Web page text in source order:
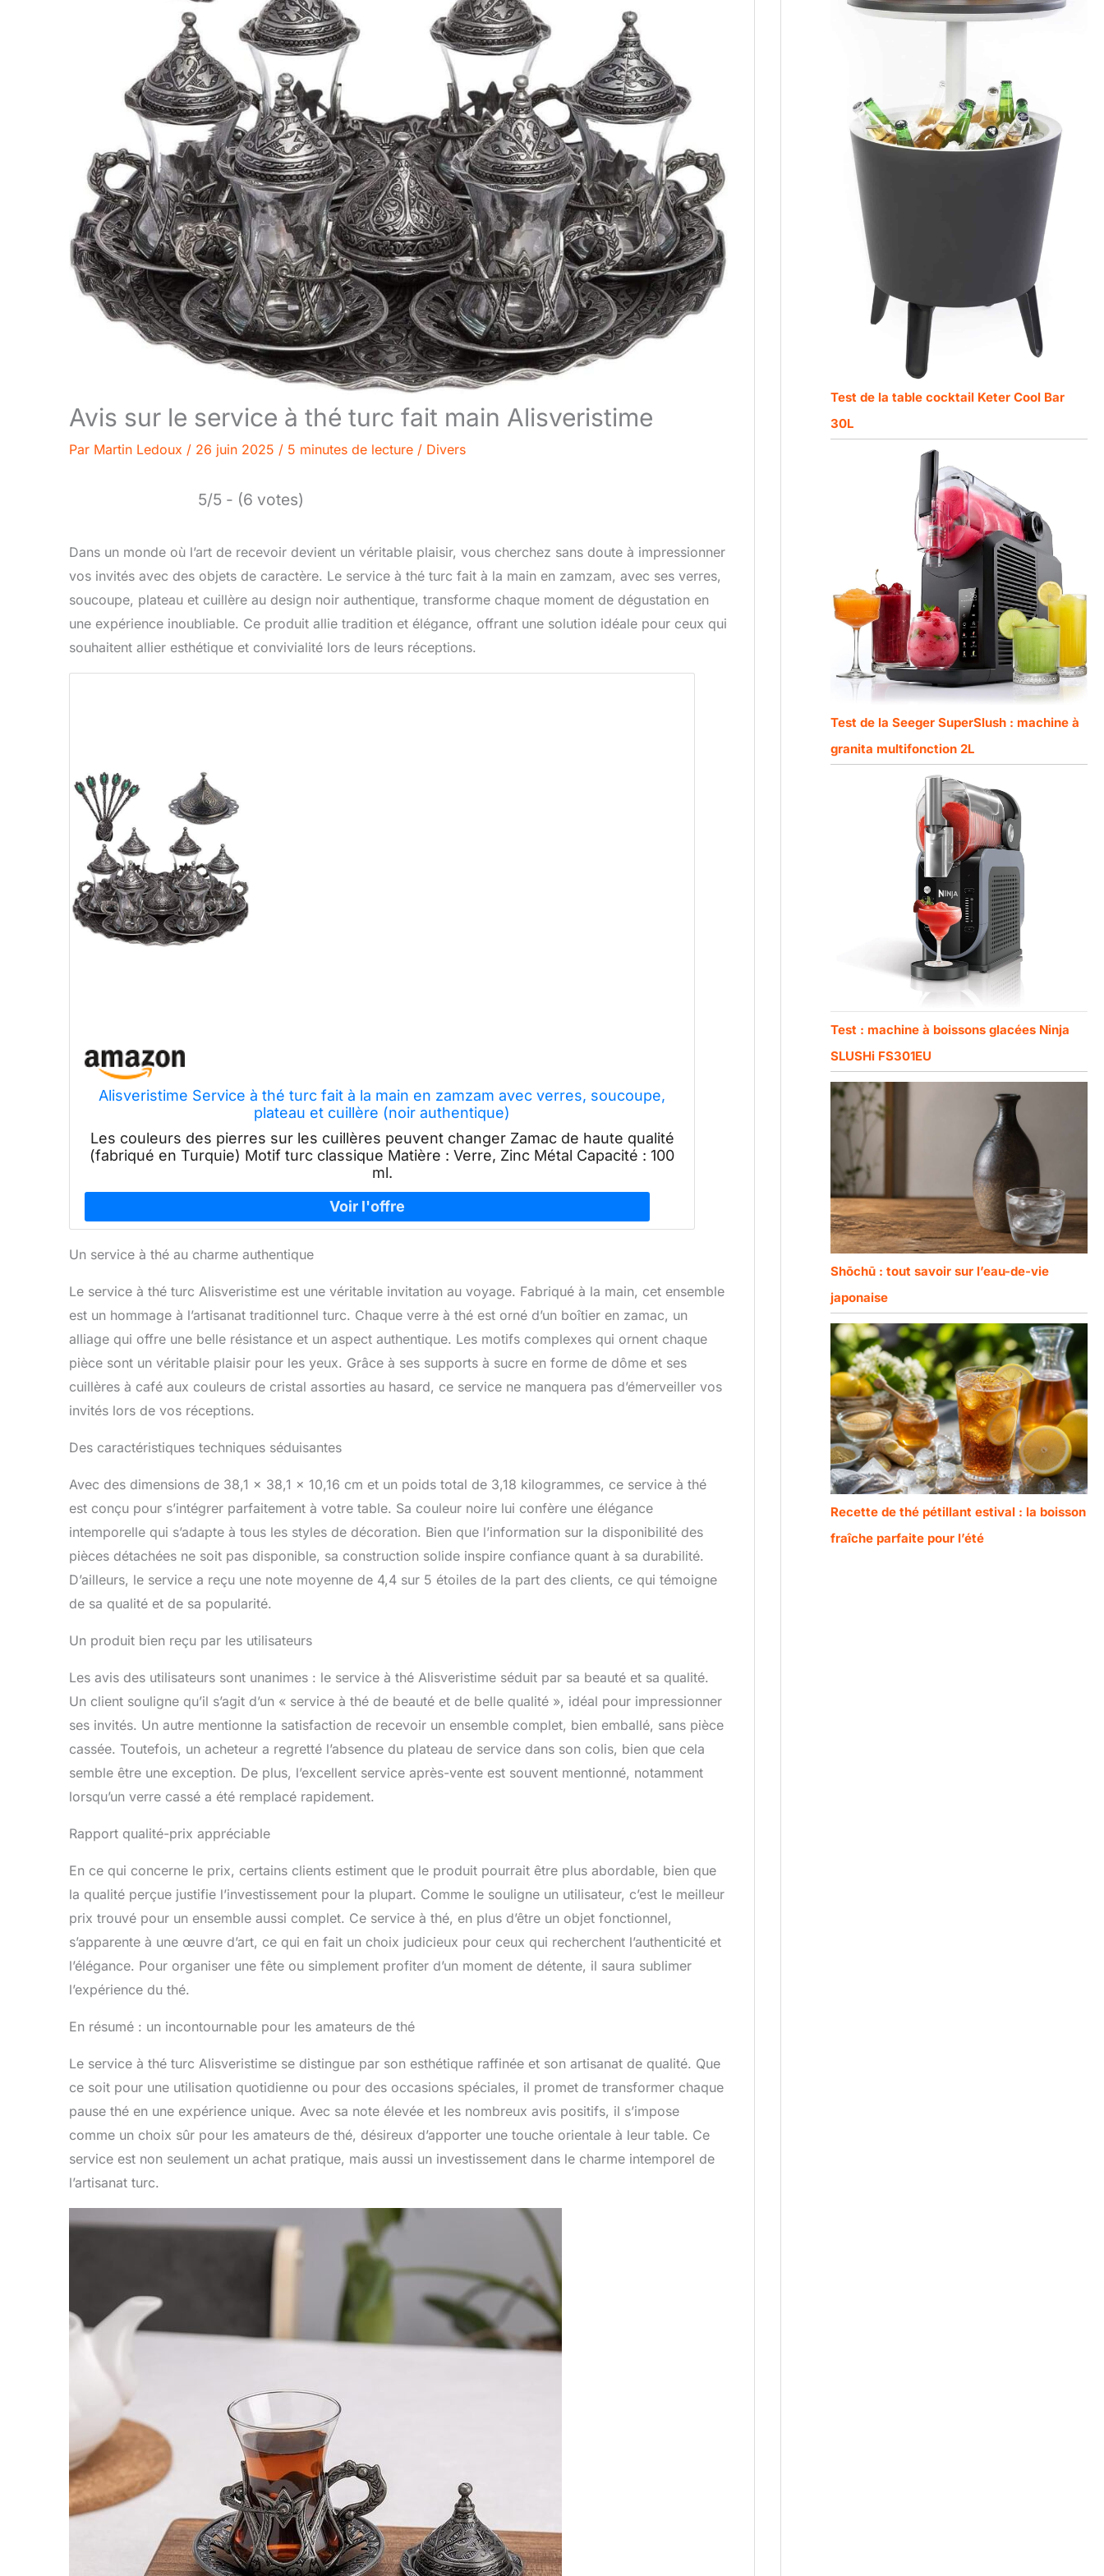
Avis sur le service à thé turc fait main Alisveristime
Par Martin Ledoux / 26 juin 2025 / 5 minutes de lecture / Divers
5/5 - (6 votes)
Dans un monde où l’art de recevoir devient un véritable plaisir, vous cherchez sans doute à impressionner
vos invités avec des objets de caractère. Le service à thé turc fait à la main en zamzam, avec ses verres,
soucoupe, plateau et cuillère au design noir authentique, transforme chaque moment de dégustation en
une expérience inoubliable. Ce produit allie tradition et élégance, offrant une solution idéale pour ceux qui
souhaitent allier esthétique et convivialité lors de leurs réceptions.
Alisveristime Service à thé turc fait à la main en zamzam avec verres, soucoupe,
plateau et cuillère (noir authentique)
Les couleurs des pierres sur les cuillères peuvent changer Zamac de haute qualité
(fabriqué en Turquie) Motif turc classique Matière : Verre, Zinc Métal Capacité : 100
ml.
Un service à thé au charme authentique
Le service à thé turc Alisveristime est une véritable invitation au voyage. Fabriqué à la main, cet ensemble
est un hommage à l’artisanat traditionnel turc. Chaque verre à thé est orné d’un boîtier en zamac, un
alliage qui offre une belle résistance et un aspect authentique. Les motifs complexes qui ornent chaque
pièce sont un véritable plaisir pour les yeux. Grâce à ses supports à sucre en forme de dôme et ses
cuillères à café aux couleurs de cristal assorties au hasard, ce service ne manquera pas d’émerveiller vos
invités lors de vos réceptions.
Des caractéristiques techniques séduisantes
Avec des dimensions de 38,1 x 38,1 x 10,16 cm et un poids total de 3,18 kilogrammes, ce service à thé
est conçu pour s’intégrer parfaitement à votre table. Sa couleur noire lui confère une élégance
intemporelle qui s’adapte à tous les styles de décoration. Bien que l’information sur la disponibilité des
pièces détachées ne soit pas disponible, sa construction solide inspire confiance quant à sa durabilité.
D’ailleurs, le service a reçu une note moyenne de 4,4 sur 5 étoiles de la part des clients, ce qui témoigne
de sa qualité et de sa popularité.
Un produit bien reçu par les utilisateurs
Les avis des utilisateurs sont unanimes : le service à thé Alisveristime séduit par sa beauté et sa qualité.
Un client souligne qu’il s’agit d’un « service à thé de beauté et de belle qualité », idéal pour impressionner
ses invités. Un autre mentionne la satisfaction de recevoir un ensemble complet, bien emballé, sans pièce
cassée. Toutefois, un acheteur a regretté l’absence du plateau de service dans son colis, bien que cela
semble être une exception. De plus, l’excellent service après-vente est souvent mentionné, notamment
lorsqu’un verre cassé a été remplacé rapidement.
Rapport qualité-prix appréciable
En ce qui concerne le prix, certains clients estiment que le produit pourrait être plus abordable, bien que
la qualité perçue justifie l’investissement pour la plupart. Comme le souligne un utilisateur, c’est le meilleur
prix trouvé pour un ensemble aussi complet. Ce service à thé, en plus d’être un objet fonctionnel,
s’apparente à une œuvre d’art, ce qui en fait un choix judicieux pour ceux qui recherchent l’authenticité et
l’élégance. Pour organiser une fête ou simplement profiter d’un moment de détente, il saura sublimer
l’expérience du thé.
En résumé : un incontournable pour les amateurs de thé
Le service à thé turc Alisveristime se distingue par son esthétique raffinée et son artisanat de qualité. Que
ce soit pour une utilisation quotidienne ou pour des occasions spéciales, il promet de transformer chaque
pause thé en une expérience unique. Avec sa note élevée et les nombreux avis positifs, il s’impose
comme un choix sûr pour les amateurs de thé, désireux d’apporter une touche orientale à leur table. Ce
service est non seulement un achat pratique, mais aussi un investissement dans le charme intemporel de
l’artisanat turc.
Test de la table cocktail Keter Cool Bar
30L
Test de la Seeger SuperSlush : machine à
granita multifonction 2L
Test : machine à boissons glacées Ninja
SLUSHi FS301EU
Shōchū : tout savoir sur l’eau-de-vie
japonaise
Recette de thé pétillant estival : la boisson
fraîche parfaite pour l’été